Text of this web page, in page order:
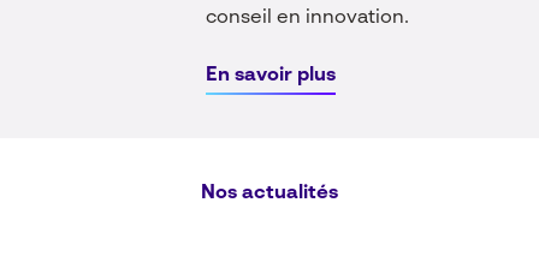
conseil en innovation.
En savoir plus
Nos actualités